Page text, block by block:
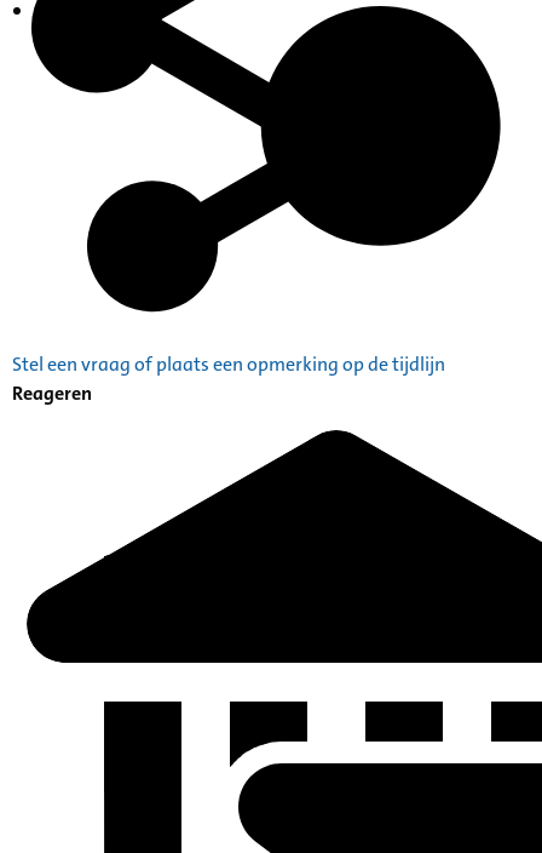
Indexen op persoonsnamen
Stel een vraag of plaats een opmerking op de tijdlijn
Reageren